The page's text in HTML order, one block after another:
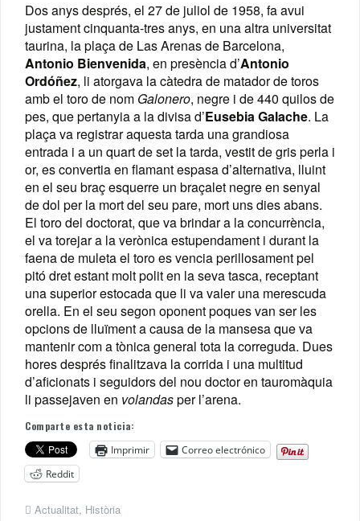
Dos anys després, el 27 de juliol de 1958, fa avui
justament cinquanta-tres anys, en una altra universitat
taurina, la plaça de Las Arenas de Barcelona,
Antonio Bienvenida, en presència d’Antonio
Ordóñez, li atorgava la càtedra de matador de toros
amb el toro de nom Galonero, negre i de 440 quilos de
pes, que pertanyia a la divisa d’Eusebia Galache. La
plaça va registrar aquesta tarda una grandiosa
entrada i a un quart de set la tarda, vestit de gris perla i
or, es convertia en flamant espasa d’alternativa, lluint
en el seu braç esquerre un braçalet negre en senyal
de dol per la mort del seu pare, mort uns dies abans.
El toro del doctorat, que va brindar a la concurrència,
el va torejar a la verònica estupendament i durant la
faena de muleta el toro es vencia perillosament pel
pitó dret estant molt polit en la seva tasca, receptant
una superior estocada que li va valer una merescuda
orella. En el seu segon oponent poques van ser les
opcions de lluïment a causa de la mansesa que va
mantenir com a tònica general tota la correguda. Dues
hores després finalitzava la corrida i una multitud
d’aficionats i seguidors del nou doctor en tauromàquia
li passejaven en volandasper l’arena.
Comparte esta noticia:
Imprimir
Correo electrónico
Reddit
Actualitat, Història